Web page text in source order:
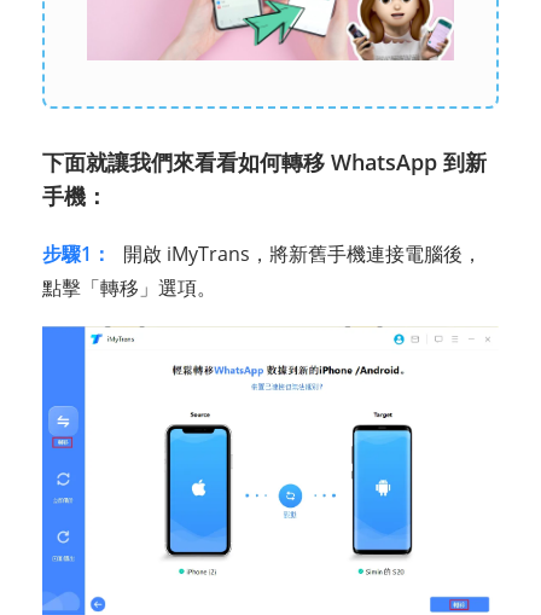
下面就讓我們來看看如何轉移 WhatsApp 到新
手機：
步驟1：
開啟 iMyTrans，將新舊手機連接電腦後，
點擊「轉移」選項。